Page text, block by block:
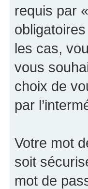
requis par
les cas,
vous
choix de
par
Votre mot
soit
mot de